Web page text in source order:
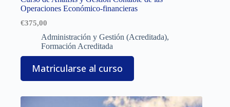
Operaciones Económico-financieras
€375,00
Administración y Gestión (Acreditada),
Formación Acreditada
Matricularse al curso